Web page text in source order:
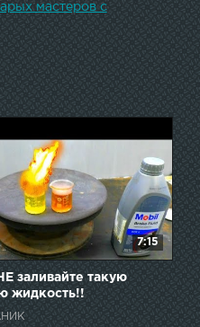
мастеров с
7:15
заливайте такую
жидкость!!